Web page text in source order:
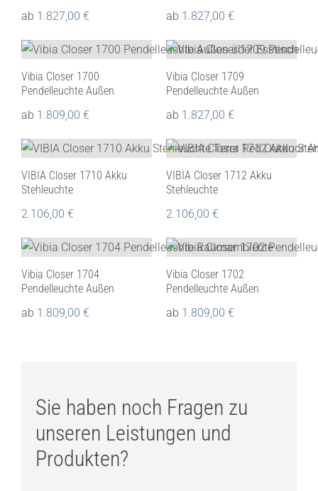
ab 1.827,00 €
ab 1.827,00 €
Vibia Closer 1700
Pendelleuchte Außen
ab 1.809,00 €
Vibia Closer 1709
Pendelleuchte Außen
ab 1.827,00 €
VIBIA Closer 1710 Akku
Stehleuchte
2.106,00 €
VIBIA Closer 1712 Akku
Stehleuchte
2.106,00 €
Vibia Closer 1704
Pendelleuchte Außen
ab 1.809,00 €
Vibia Closer 1702
Pendelleuchte Außen
ab 1.809,00 €
Sie haben noch Fragen zu
unseren Leistungen und
Produkten?